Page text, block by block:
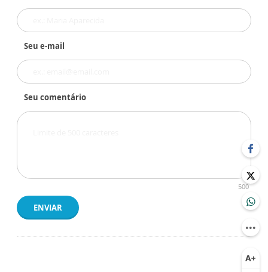
Seu e-mail
Seu comentário
500
ENVIAR